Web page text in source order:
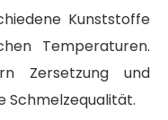
Kunststoffe
Temperaturen.
Zersetzung und
Schmelzequalität.